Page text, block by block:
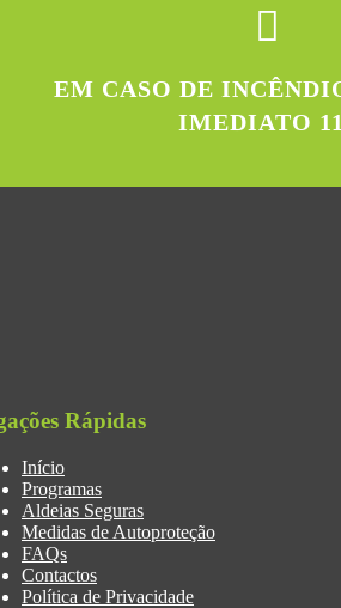
EM CASO DE
IMEDIATO
Rápidas
Início
Programas
Aldeias Seguras
Medidas de Autoproteção
FAQs
Contactos
Política de Privacidade